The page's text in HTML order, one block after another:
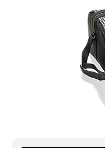
Porsche informatie